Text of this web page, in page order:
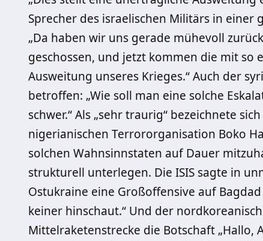
Sprecher des israelischen Militärs in
„Da haben wir uns gerade mühevoll
geschossen, und jetzt kommen die mit so
Ausweitung unseres Krieges.“ Auch der
betroffen: „Wie soll man eine solche
schwer.“ Als „sehr traurig“ bezeichnete
nigerianischen Terrororganisation Boko
solchen Wahnsinnstaten auf Dauer
strukturell unterlegen. Die ISIS sagte in
Ostukraine eine Großoffensive auf
keiner hinschaut.“ Und der
Mittelraketenstrecke die Botschaft „Hallo,